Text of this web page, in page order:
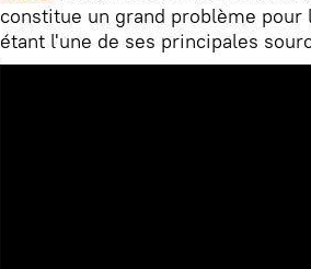
constitue un grand problème
étant l'une de ses principales